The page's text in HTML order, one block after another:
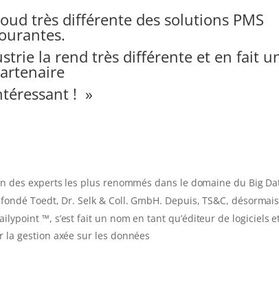
très différente des solutions PMS
la rend très différente et en fait
! »
des experts les plus renommés dans le domaine du Big
Toedt, Dr. Selk & Coll. GmbH. Depuis, TS&C, désormais
™, s’est fait un nom en tant qu’éditeur de logiciels
gestion axée sur les données